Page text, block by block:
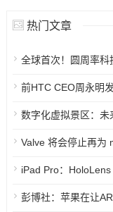
热门文章
全球首次！圆周率科
前HTC CEO周永明
数字化虚拟景区：未
Valve 将会停止再为
iPad Pro：
彭博社：苹果在让